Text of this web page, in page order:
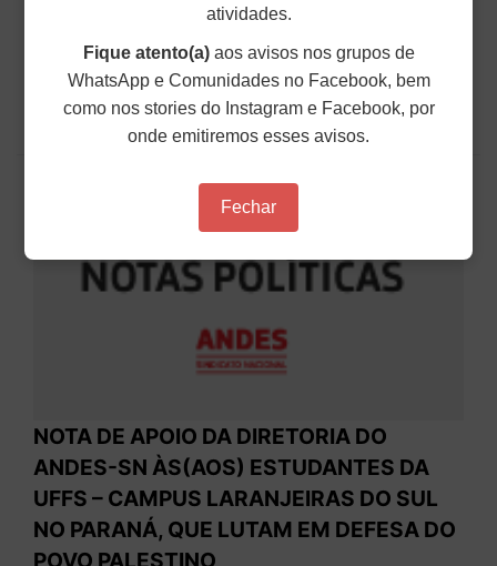
O ANDES-Sindicato Nacional parabeniza a
comunidade da Universidade Federal da Bahia
(UFBA) pela realização, nos últimos dias 20 e 21
de maio, da primeira eleição direta para reitor(a)
nas universidades federais brasileiras,...
25 de Maio de 2026
NOTA DE APOIO DA DIRETORIA DO
ANDES-SN ÀS(AOS) ESTUDANTES DA
UFFS – CAMPUS LARANJEIRAS DO SUL
NO PARANÁ, QUE LUTAM EM DEFESA DO
POVO PALESTINO
atividades.
Fique atento(a)aos avisos nos grupos de
WhatsApp e Comunidades no Facebook, bem
como nos stories do Instagram e Facebook, por
onde emitiremos esses avisos.
Fechar